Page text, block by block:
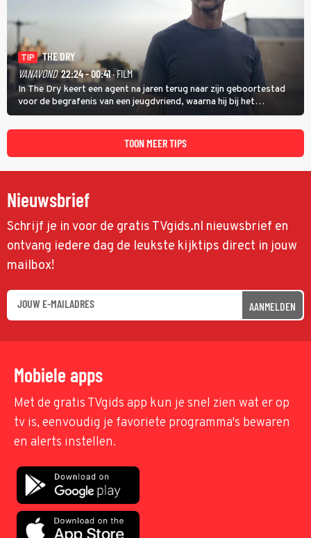
TIP
THE DRY
VANAVOND 22:24 - 00:41· FILM
In The Dry keert een agent na jaren terug naar zijn geboortestad
voor de begrafenis van een jeugdvriend, waarna hij bij het
onderzoeken van diens dood een verband begint te vermoeden
met een oude zaak.
TOON MEER TIPS
Nieuwsbrief
Schrijf je in voor de gratis TVgids.nl nieuwsbrief en
ontvang iedere dag de leukste kijktips direct in jouw
mailbox!
AANMELDEN
Mobiele apps
Met de gratis TVgids app kun je snel zien wat er op
tv is, eenvoudig je favoriete programma's bewaren
en alerts instellen.